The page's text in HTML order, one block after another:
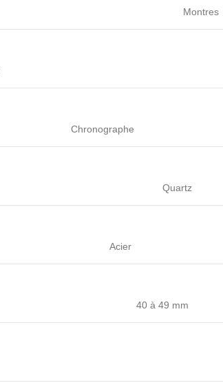
Montres
Chronographe
Quartz
Acier
40 à 49 mm